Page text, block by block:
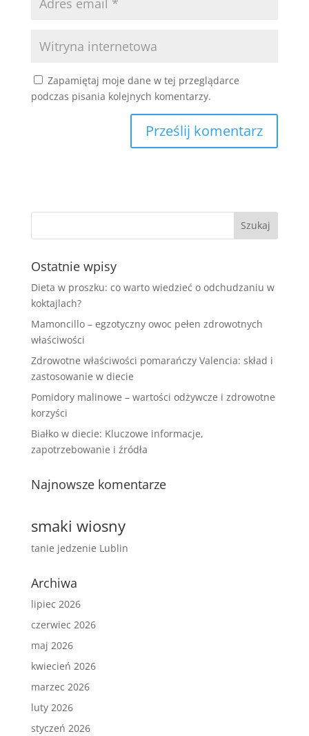
Zapamiętaj moje dane w tej przeglądarce
podczas pisania kolejnych komentarzy.
Ostatnie wpisy
Dieta w proszku: co warto wiedzieć o odchudzaniu w
koktajlach?
Mamoncillo – egzotyczny owoc pełen zdrowotnych
właściwości
Zdrowotne właściwości pomarańczy Valencia: skład i
zastosowanie w diecie
Pomidory malinowe – wartości odżywcze i zdrowotne
korzyści
Białko w diecie: Kluczowe informacje,
zapotrzebowanie i źródła
Najnowsze komentarze
smaki wiosny
tanie jedzenie Lublin
Archiwa
lipiec 2026
czerwiec 2026
maj 2026
kwiecień 2026
marzec 2026
luty 2026
styczeń 2026